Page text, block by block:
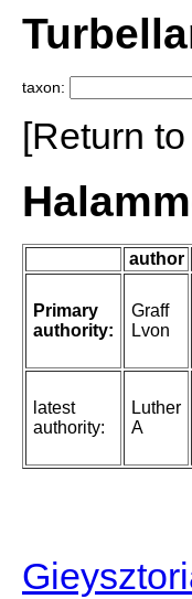
taxon:
[Return
author
Primary
authority:
Graff
Lvon
latest
authority:
Luther
A